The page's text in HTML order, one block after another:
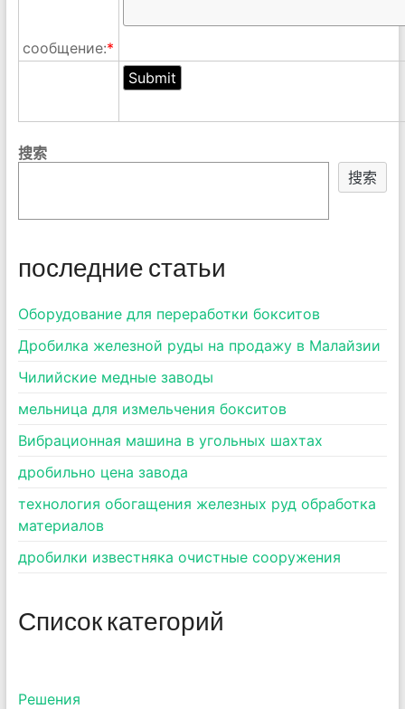
сообщение:*
搜索
搜索
последние статьи
Оборудование для переработки бокситов
Дробилка железной руды на продажу в Малайзии
Чилийские медные заводы
мельница для измельчения бокситов
Вибрационная машина в угольных шахтах
дробильно цена завода
технология обогащения железных руд обработка
материалов
дробилки известняка очистные сооружения
Список категорий
Pешения